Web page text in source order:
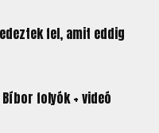
fel, amit eddig
folyók + videó